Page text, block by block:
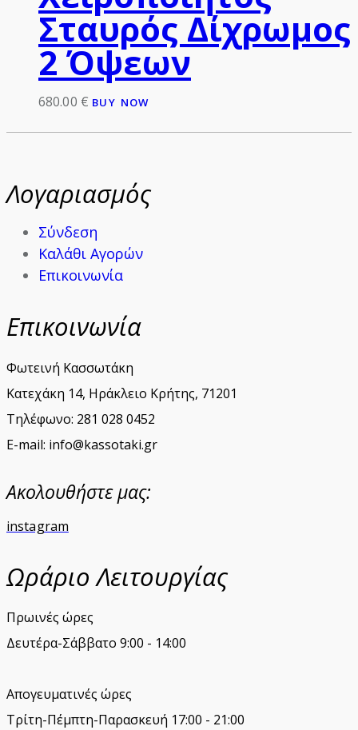
Σταυρός Δίχρωμος
2 Όψεων
680.00 € BUY NOW
Λογαριασμός
Σύνδεση
Καλάθι Αγορών
Επικοινωνία
Επικοινωνία
Φωτεινή Κασσωτάκη
Κατεχάκη 14, Ηράκλειο Κρήτης, 71201
Τηλέφωνο: 281 028 0452
E-mail: info@kassotaki.gr
Ακολουθήστε μας:
instagram
Ωράριο Λειτουργίας
Πρωινές ώρες
Δευτέρα-Σάββατο 9:00 - 14:00
Απογευματινές ώρες
Τρίτη-Πέμπτη-Παρασκευή 17:00 - 21:00